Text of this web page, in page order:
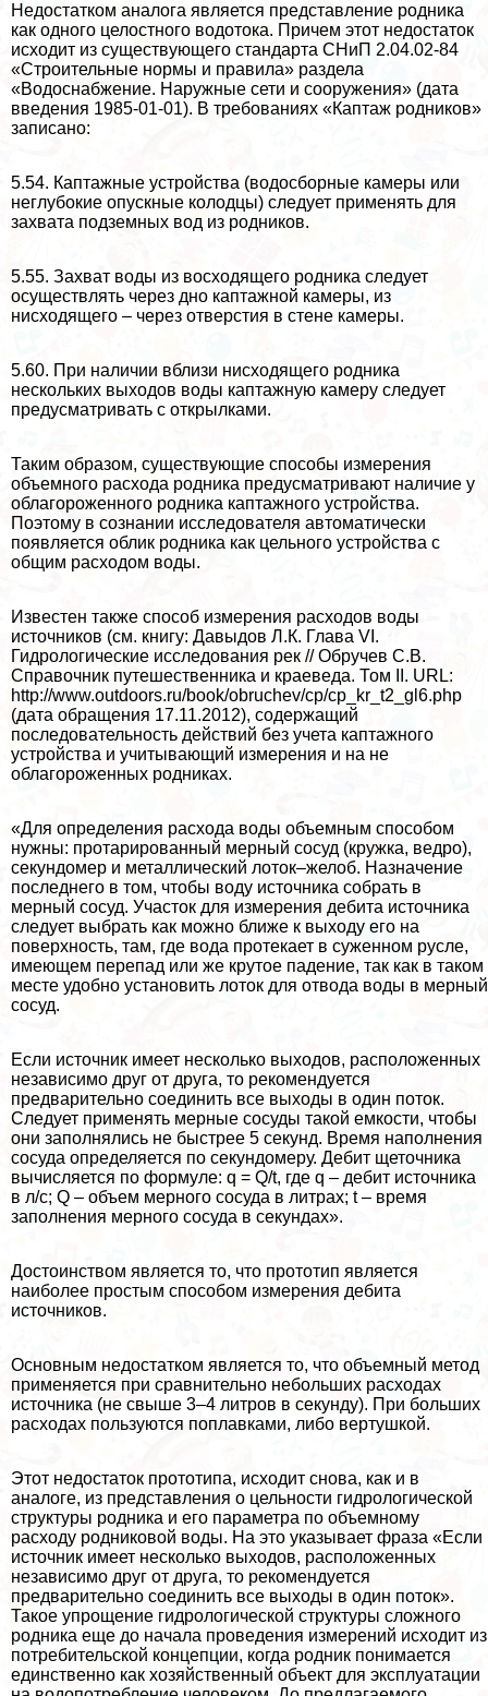
Недостатком аналога является представление родника
как одного целостного водотока. Причем этот недостаток
исходит из существующего стандарта СНиП 2.04.02-84
«Строительные нормы и правила» раздела
«Водоснабжение. Наружные сети и сооружения» (дата
введения 1985-01-01). В требованиях «Каптаж родников»
записано:
5.54. Каптажные устройства (водосборные камеры или
неглубокие опускные колодцы) следует применять для
захвата подземных вод из родников.
5.55. Захват воды из восходящего родника следует
осуществлять через дно каптажной камеры, из
нисходящего – через отверстия в стене камеры.
5.60. При наличии вблизи нисходящего родника
нескольких выходов воды каптажную камеру следует
предусматривать с открылками.
Таким образом, существующие способы измерения
объемного расхода родника предусматривают наличие у
облагороженного родника каптажного устройства.
Поэтому в сознании исследователя автоматически
появляется облик родника как цельного устройства с
общим расходом воды.
Известен также способ измерения расходов воды
источников (см. книгу: Давыдов Л.К. Глава VI.
Гидрологические исследования рек // Обручев С.В.
Справочник путешественника и краеведа. Том II. URL:
http://www.outdoors.ru/book/obruchev/cp/cp_kr_t2_gl6.php
(дата обращения 17.11.2012), содержащий
последовательность действий без учета каптажного
устройства и учитывающий измерения и на не
облагороженных родниках.
«Для определения расхода воды объемным способом
нужны: протарированный мерный сосуд (кружка, ведро),
секундомер и металлический лоток–желоб. Назначение
последнего в том, чтобы воду источника собрать в
мерный сосуд. Участок для измерения дебита источника
следует выбрать как можно ближе к выходу его на
поверхность, там, где вода протекает в суженном русле,
имеющем перепад или же крутое падение, так как в таком
месте удобно установить лоток для отвода воды в мерный
сосуд.
Если источник имеет несколько выходов, расположенных
независимо друг от друга, то рекомендуется
предварительно соединить все выходы в один поток.
Следует применять мерные сосуды такой емкости, чтобы
они заполнялись не быстрее 5 секунд. Время наполнения
сосуда определяется по секундомеру. Дебит щеточника
вычисляется по формуле: q = Q/t, где q – дебит источника
в л/с; Q – объем мерного сосуда в литрах; t – время
заполнения мерного сосуда в секундах».
Достоинством является то, что прототип является
наиболее простым способом измерения дебита
источников.
Основным недостатком является то, что объемный метод
применяется при сравнительно небольших расходах
источника (не свыше 3–4 литров в секунду). При больших
расходах пользуются поплавками, либо вертушкой.
Этот недостаток прототипа, исходит снова, как и в
аналоге, из представления о цельности гидрологической
структуры родника и его параметра по объемному
расходу родниковой воды. На это указывает фраза «Если
источник имеет несколько выходов, расположенных
независимо друг от друга, то рекомендуется
предварительно соединить все выходы в один поток».
Такое упрощение гидрологической структуры сложного
родника еще до начала проведения измерений исходит из
потребительской концепции, когда родник понимается
единственно как хозяйственный объект для эксплуатации